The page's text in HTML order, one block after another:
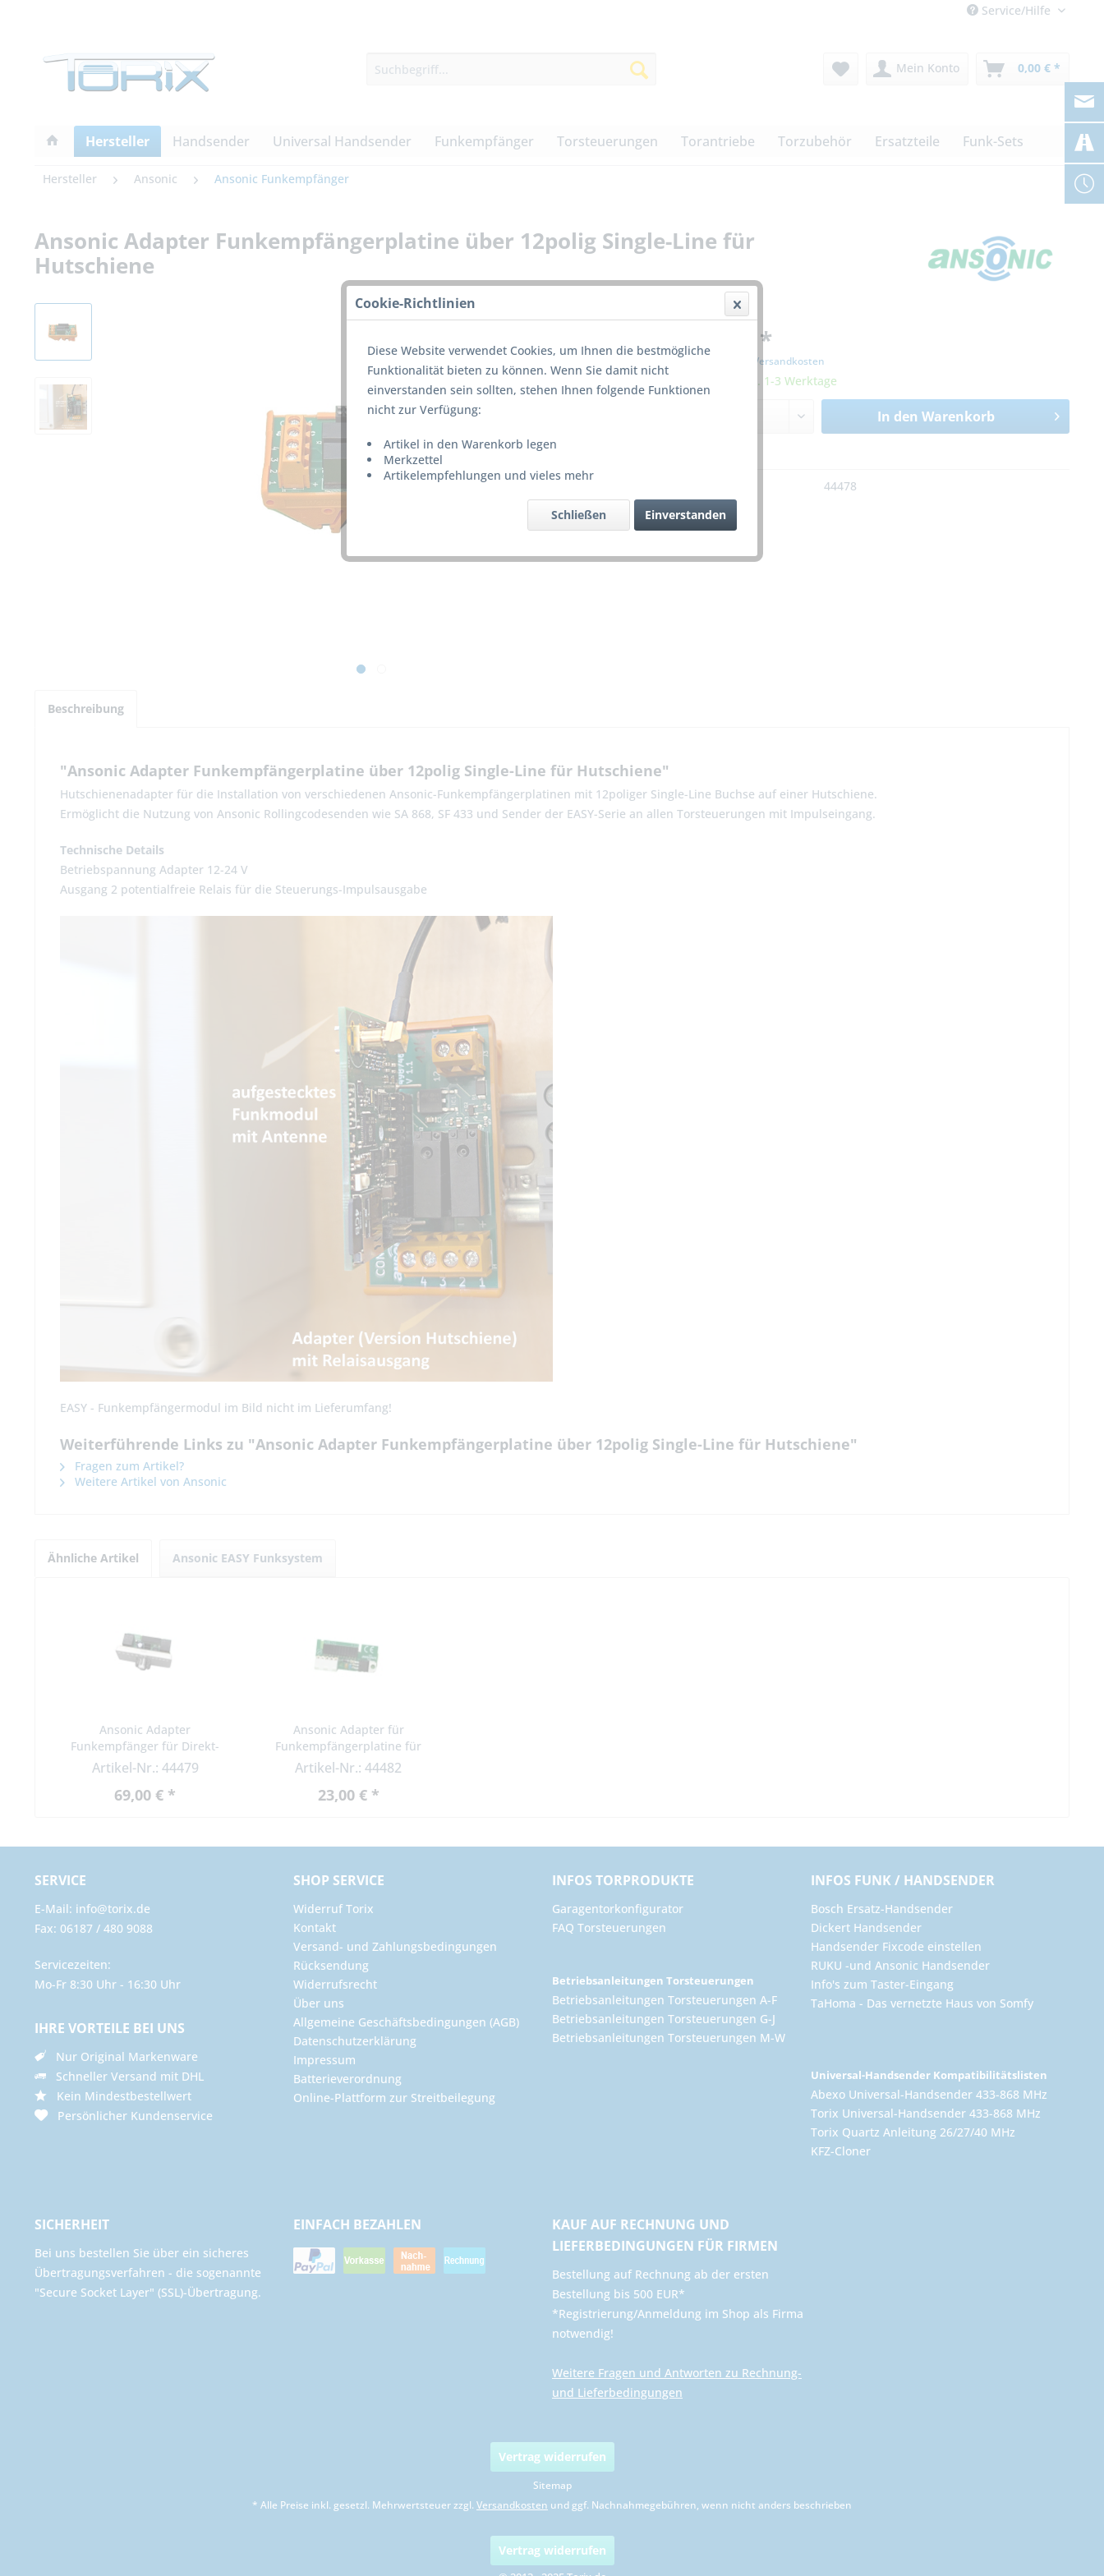
Service/Hilfe
Mein Konto 0,00 € *
Hersteller Handsender Universal Handsender Funkempfänger Torsteuerungen Torantriebe Torzubehör Ersatzteile Funk-Sets
Hersteller Ansonic Ansonic Funkempfänger
Ansonic Adapter Funkempfängerplatine über 12polig Single-Line für
Hutschiene
55,00 € *
inkl. MwSt. zzgl. Versandkosten
Lieferzeit ca. 1-3 Werktage
In den Warenkorb
44478
Beschreibung
"Ansonic Adapter Funkempfängerplatine über 12polig Single-Line für Hutschiene"
Hutschienenadapter für die Installation von verschiedenen Ansonic-Funkempfängerplatinen mit 12poliger Single-Line Buchse auf einer Hutschiene.
Ermöglicht die Nutzung von Ansonic Rollingcodesenden wie SA 868, SF 433 und Sender der EASY-Serie an allen Torsteuerungen mit Impulseingang.
Technische Details
Betriebspannung Adapter 12-24 V
Ausgang 2 potentialfreie Relais für die Steuerungs-Impulsausgabe
EASY - Funkempfängermodul im Bild nicht im Lieferumfang!
Weiterführende Links zu "Ansonic Adapter Funkempfängerplatine über 12polig Single-Line für Hutschiene"
Fragen zum Artikel?
Weitere Artikel von Ansonic
Ähnliche Artikel Ansonic EASY Funksystem
Ansonic Adapter
Funkempfänger für Direkt-
Anschluss an Steuerungen
Artikel-Nr.: 44479
69,00 € *
Ansonic Adapter für
Funkempfängerplatine für
Steuerungen von Faac mit
Artikel-Nr.: 44482
23,00 € *
SERVICE
E-Mail: info@torix.de
Fax: 06187 / 480 9088
Servicezeiten:
Mo-Fr 8:30 Uhr - 16:30 Uhr
IHRE VORTEILE BEI UNS
Nur Original Markenware
Schneller Versand mit DHL
Kein Mindestbestellwert
Persönlicher Kundenservice
SHOP SERVICE
Widerruf Torix
Kontakt
Versand- und Zahlungsbedingungen
Rücksendung
Widerrufsrecht
Über uns
Allgemeine Geschäftsbedingungen (AGB)
Datenschutzerklärung
Impressum
Batterieverordnung
Online-Plattform zur Streitbeilegung
INFOS TORPRODUKTE
Garagentorkonfigurator
FAQ Torsteuerungen
Betriebsanleitungen Torsteuerungen
Betriebsanleitungen Torsteuerungen A-F
Betriebsanleitungen Torsteuerungen G-J
Betriebsanleitungen Torsteuerungen M-W
INFOS FUNK / HANDSENDER
Bosch Ersatz-Handsender
Dickert Handsender
Handsender Fixcode einstellen
RUKU -und Ansonic Handsender
Info's zum Taster-Eingang
TaHoma - Das vernetzte Haus von Somfy
Universal-Handsender Kompatibilitätslisten
Abexo Universal-Handsender 433-868 MHz
Torix Universal-Handsender 433-868 MHz
Torix Quartz Anleitung 26/27/40 MHz
KFZ-Cloner
SICHERHEIT
Bei uns bestellen Sie über ein sicheres
Übertragungsverfahren - die sogenannte
"Secure Socket Layer" (SSL)-Übertragung.
EINFACH BEZAHLEN
KAUF AUF RECHNUNG UND
LIEFERBEDINGUNGEN FÜR FIRMEN
​Bestellung auf Rechnung ab der ersten
Bestellung bis 500 EUR*
*Registrierung/Anmeldung im Shop als Firma
notwendig!
Weitere Fragen und Antworten zu Rechnung-
und Lieferbedingungen
Vertrag widerrufen
Sitemap
* Alle Preise inkl. gesetzl. Mehrwertsteuer zzgl. Versandkosten und ggf. Nachnahmegebühren, wenn nicht anders beschrieben
Vertrag widerrufen
Cookie-Richtlinien
Diese Website verwendet Cookies, um Ihnen die bestmögliche
Funktionalität bieten zu können. Wenn Sie damit nicht
einverstanden sein sollten, stehen Ihnen folgende Funktionen
nicht zur Verfügung:
Artikel in den Warenkorb legen
Merkzettel
Artikelempfehlungen und vieles mehr
Einverstanden
Schließen